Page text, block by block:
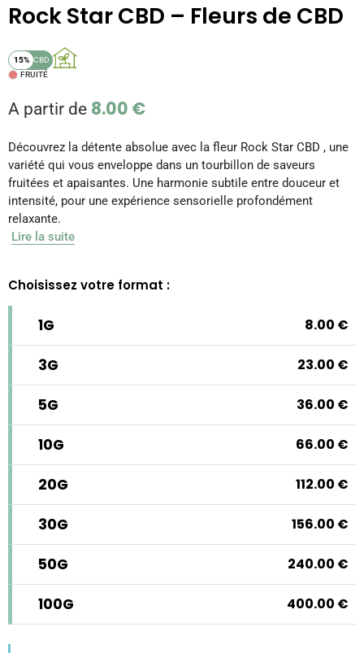
Rock Star CBD – Fleurs de CBD
15% CBD
FRUITÉ
A partir de 8.00 €
Découvrez la détente absolue avec la fleur Rock Star CBD , une
variété qui vous enveloppe dans un tourbillon de saveurs
fruitées et apaisantes. Une harmonie subtile entre douceur et
intensité, pour une expérience sensorielle profondément
relaxante.
Lire la suite
Choisissez votre format :
1g 8.00 €
3g 23.00 €
5g 36.00 €
10g 66.00 €
20g 112.00 €
30g 156.00 €
50g 240.00 €
100g 400.00 €